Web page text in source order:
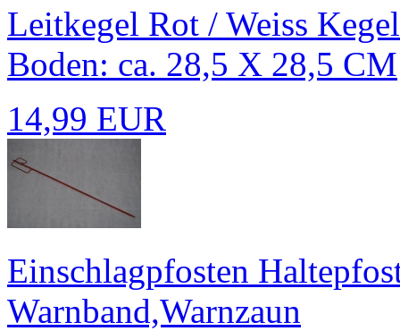
Leitkegel Rot / Weiss
Boden: ca. 28,5 X 28,5 CM
14,99 EUR
Einschlagpfosten
Warnband,Warnzaun